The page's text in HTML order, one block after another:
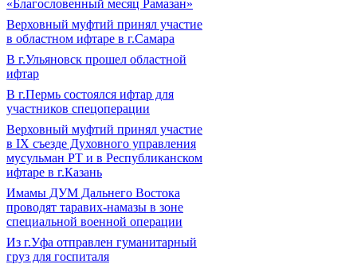
«Благословенный месяц Рамазан»
Верховный муфтий принял участие
в областном ифтаре в г.Самара
В г.Ульяновск прошел областной
ифтар
В г.Пермь состоялся ифтар для
участников спецоперации
Верховный муфтий принял участие
в IХ съезде Духовного управления
мусульман РТ и в Республиканском
ифтаре в г.Казань
Имамы ДУМ Дальнего Востока
проводят таравих-намазы в зоне
специальной военной операции
Из г.Уфа отправлен гуманитарный
груз для госпиталя